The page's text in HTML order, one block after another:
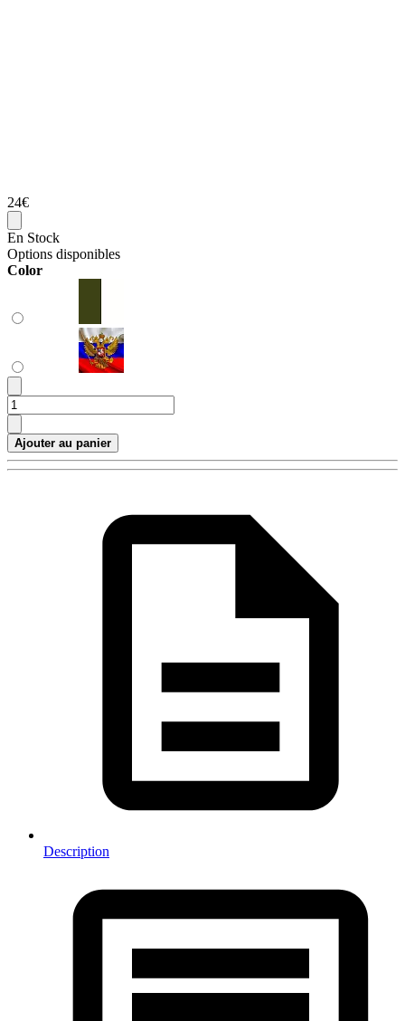
24€
En Stock
Options disponibles
Color
Ajouter au panier
Description